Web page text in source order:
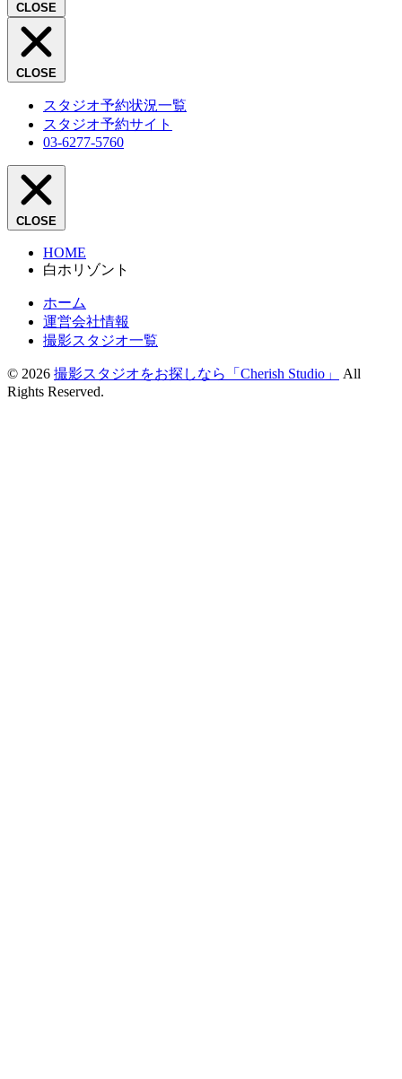
CLOSE
CLOSE
スタジオ予約状況一覧
スタジオ予約サイト
03-6277-5760
CLOSE
HOME
白ホリゾント
ホーム
運営会社情報
撮影スタジオ一覧
© 2026 撮影スタジオをお探しなら「Cherish Studio」
All
Rights Reserved.